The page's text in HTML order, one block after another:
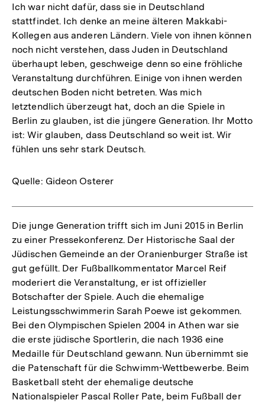
Ich war nicht dafür, dass sie in Deutschland
stattfindet. Ich denke an meine älteren Makkabi-
Kollegen aus anderen Ländern. Viele von ihnen können
noch nicht verstehen, dass Juden in Deutschland
überhaupt leben, geschweige denn so eine fröhliche
Veranstaltung durchführen. Einige von ihnen werden
deutschen Boden nicht betreten. Was mich
letztendlich überzeugt hat, doch an die Spiele in
Berlin zu glauben, ist die jüngere Generation. Ihr Motto
ist: Wir glauben, dass Deutschland so weit ist. Wir
fühlen uns sehr stark Deutsch.
Quelle: Gideon Osterer
Die junge Generation trifft sich im Juni 2015 in Berlin
zu einer Pressekonferenz. Der Historische Saal der
Jüdischen Gemeinde an der Oranienburger Straße ist
gut gefüllt. Der Fußballkommentator Marcel Reif
moderiert die Veranstaltung, er ist offizieller
Botschafter der Spiele. Auch die ehemalige
Leistungsschwimmerin Sarah Poewe ist gekommen.
Bei den Olympischen Spielen 2004 in Athen war sie
die erste jüdische Sportlerin, die nach 1936 eine
Medaille für Deutschland gewann. Nun übernimmt sie
die Patenschaft für die Schwimm-Wettbewerbe. Beim
Basketball steht der ehemalige deutsche
Nationalspieler Pascal Roller Pate, beim Fußball der